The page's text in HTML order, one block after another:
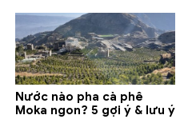
Nước nào pha cà phê
Moka ngon? 5 gợi ý & lưu ý